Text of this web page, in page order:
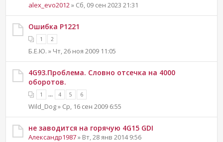
alex_evo2012 » Сб, 09 сен 2023 21:31
Ошибка P1221
1 2
Б.Е.Ю. » Чт, 26 ноя 2009 11:05
4G93.Проблема. Словно отсечка на 4000
оборотов.
1 ... 4 5 6
Wild_Dog » Ср, 16 сен 2009 6:55
не заводится на горячую 4G15 GDI
Александр1987» Вт, 28 янв 2014 9:56